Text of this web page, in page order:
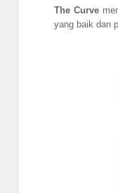
The Curve
yang baik dan